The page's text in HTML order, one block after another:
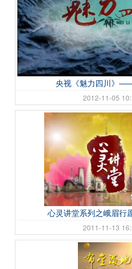
央视《魅力四川》
2012-11-05
心灵讲堂系列之峨眉行
2011-11-13